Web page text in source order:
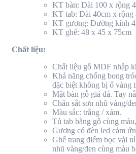
KT bàn: Dài 100 x rộng
KT tab: Dài 40cm x rộng
KT gương: Đường kính
KT ghế: 48 x 45 x 75cm
Chất liệu:
Chất liệu gỗ MDF nhập
Khả năng chống bong
đặc biệt không bị ố vàng
Mặt bàn gỗ giả đá. Tay
Chân sắt sơn nhũ vàng/
Màu sắc: trắng / xám.
Tủ tab bằng gỗ cùng
Gương có đèn led cảm
Ghế trang điểm bọc vải
nhũ vàng/đen cùng màu